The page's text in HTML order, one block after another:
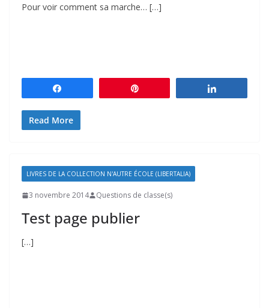
Pour voir comment sa marche… […]
Read More
LIVRES DE LA COLLECTION N'AUTRE ÉCOLE (LIBERTALIA)
3 novembre 2014 Questions de classe(s)
Test page publier
[…]